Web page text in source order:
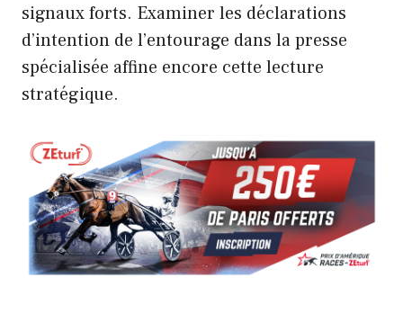
signaux forts. Examiner les déclarations
d’intention de l’entourage dans la presse
spécialisée affine encore cette lecture
stratégique.